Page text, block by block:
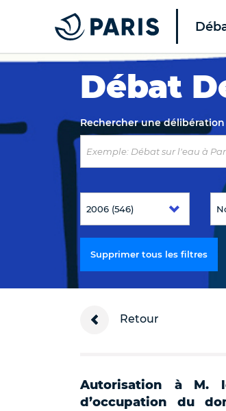
Top of the
Débat
Rechercher une délibération
Supprimer tous les filtres
Retour
Autorisation à M.
d’occupation du